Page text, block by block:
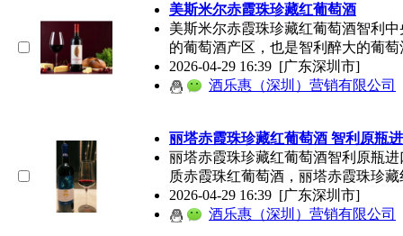
美斯米尔赤霞珠珍藏红葡萄酒
美斯米尔赤霞珠珍藏红葡萄酒智利
的葡萄酒产区，也是智利醉大的葡萄
2026-04-29 16:39 [广东深圳市]
酒乐惠（深圳）营销有限公司
丽塔赤霞珠珍藏红葡萄酒 智利原瓶
丽塔赤霞珠珍藏红葡萄酒智利原瓶进
质赤霞珠红葡萄酒 ，丽塔赤霞珠珍
2026-04-29 16:39 [广东深圳市]
酒乐惠（深圳）营销有限公司